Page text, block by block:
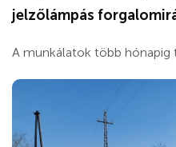
jelzőlámpás
A munkálatok több hónapig